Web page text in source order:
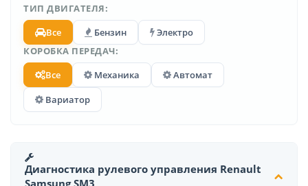
ТИП ДВИГАТЕЛЯ:
Все
Бензин
Электро
КОРОБКА ПЕРЕДАЧ:
Все
Механика
Автомат
Вариатор
Диагностика рулевого управления Renault
Samsung SM3